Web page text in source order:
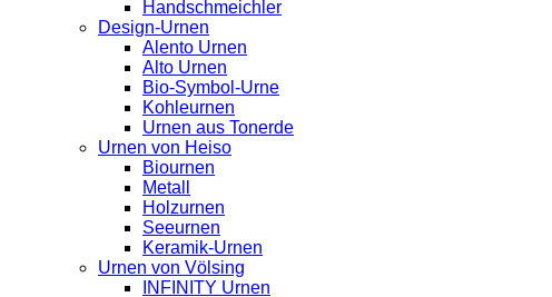
Handschmeichler
Design-Urnen
Alento Urnen
Alto Urnen
Bio-Symbol-Urne
Kohleurnen
Urnen aus Tonerde
Urnen von Heiso
Biournen
Metall
Holzurnen
Seeurnen
Keramik-Urnen
Urnen von Völsing
INFINITY Urnen